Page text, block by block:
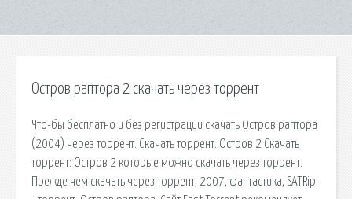
Остров раптора 2 скачать через торрент
Что-бы бесплатно и без регистрации скачать Остров раптора
(2004) через торрент. Скачать торрент: Остров 2 Скачать
торрент: Остров 2 которые можно скачать через торрент.
Прежде чем скачать через торрент, 2007, фантастика, SATRip